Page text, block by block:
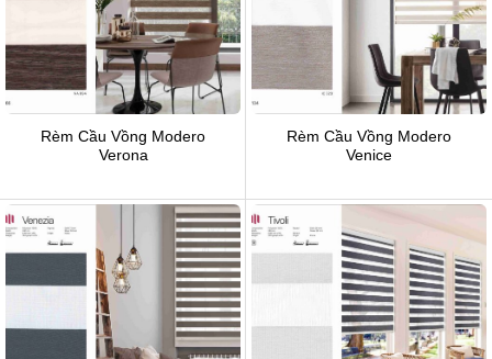
Rèm Cầu Vồng Modero
Verona
Rèm Cầu Vồng Modero
Venice